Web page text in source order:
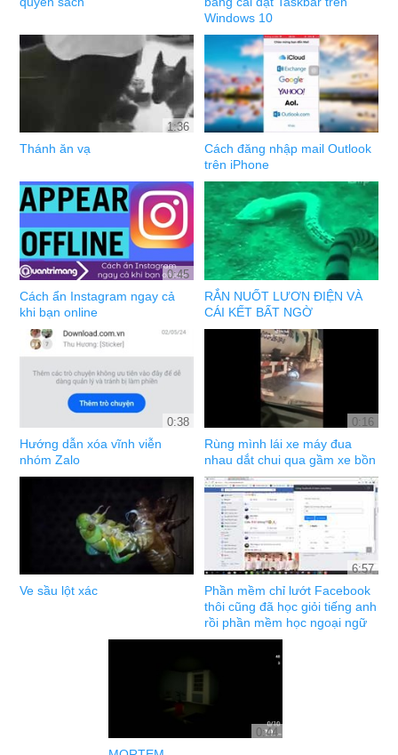
Windows 10
1:36
Thánh ăn vạ
Cách đăng nhập mail Outlook
trên iPhone
0:45
Cách ẩn Instagram ngay cả
khi bạn online
RẮN NUỐT LƯƠN ĐIỆN VÀ
CÁI KẾT BẤT NGỜ
0:38
Hướng dẫn xóa vĩnh viễn
nhóm Zalo
0:16
Rùng mình lái xe máy đua
nhau dắt chui qua gầm xe bồn
Ve sầu lột xác
6:57
Phần mềm chỉ lướt Facebook
thôi cũng đã học giỏi tiếng anh
rồi phần mềm học ngoại ngữ
0:44